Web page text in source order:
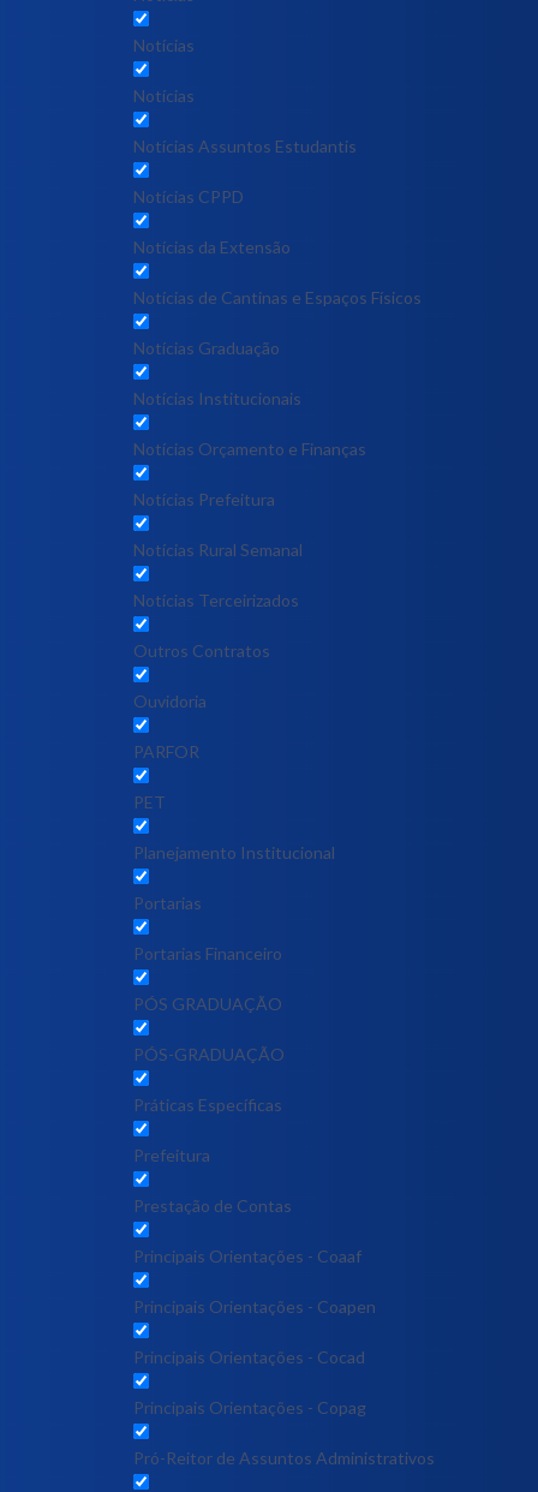
Notícias
Notícias
Notícias Assuntos Estudantis
Notícias CPPD
Notícias da Extensão
Notícias de Cantinas e Espaços Físicos
Notícias Graduação
Notícias Institucionais
Notícias Orçamento e Finanças
Notícias Prefeitura
Notícias Rural Semanal
Notícias Terceirizados
Outros Contratos
Ouvidoria
PARFOR
PET
Planejamento Institucional
Portarias
Portarias Financeiro
PÓS GRADUAÇÃO
PÓS-GRADUAÇÃO
Práticas Específicas
Prefeitura
Prestação de Contas
Principais Orientações - Coaaf
Principais Orientações - Coapen
Principais Orientações - Cocad
Principais Orientações - Copag
Pró-Reitor de Assuntos Administrativos